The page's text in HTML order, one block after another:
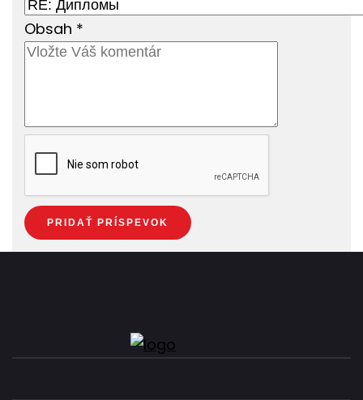
Obsah *